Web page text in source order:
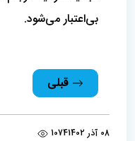
بی‌اعتبار می‌شود.
قبلی
08 آذر 1402 1074